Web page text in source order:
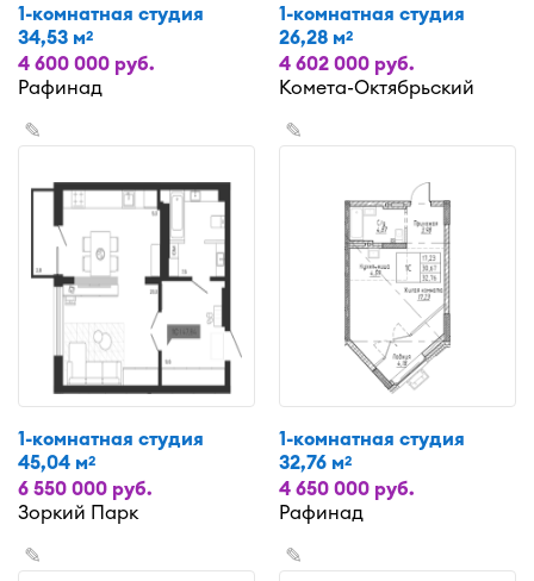
1-комнатная студия
34,53 м2
4 600 000 руб.
Рафинад
1-комнатная студия
26,28 м2
4 602 000 руб.
Комета-Октябрьский
✎
1-комнатная студия
45,04 м2
6 550 000 руб.
Зоркий Парк
✎
1-комнатная студия
32,76 м2
4 650 000 руб.
Рафинад
✎ ✎